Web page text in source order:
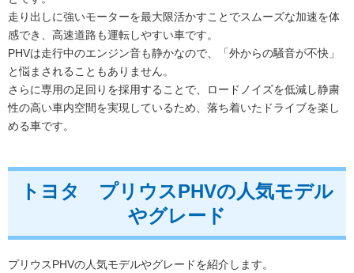
走り出しに強いモーターを最大限活かすことでスムーズな加速を体
感でき、高速道路も運転しやすい車です。
PHVは走行中のエンジン音も静かなので、「外からの騒音が不快」
と悩まされることもありません。
さらに専用の足回りを採用することで、ロードノイズを低減し静粛
性の高い車内空間を実現しているため、落ち着いたドライブを楽し
める車です。
トヨタ プリウスPHVの人気モデル
やグレード
プリウスPHVの人気モデルやグレードを紹介します。